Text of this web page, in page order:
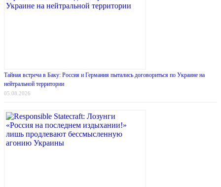
Тайная встреча в Баку: Россия и Германия пытались договориться по Украине на
нейтральной территории
05.08.2026